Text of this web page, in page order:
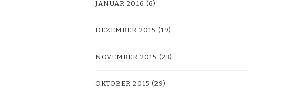
JANUAR 2016 (6)
DEZEMBER 2015 (19)
NOVEMBER 2015 (23)
OKTOBER 2015 (29)